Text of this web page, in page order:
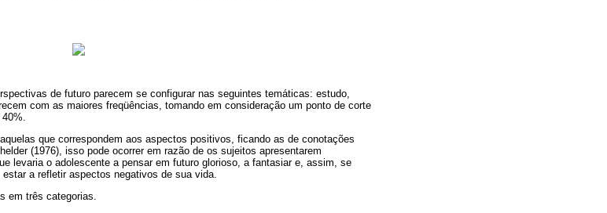
de futuro parecem se configurar nas seguintes temáticas: estudo,
com as maiores freqüências, tomando em consideração um ponto de corte
que correspondem aos aspectos positivos, ficando as de conotações
(1976), isso pode ocorrer em razão de os sujeitos apresentarem
levaria o adolescente a pensar em futuro glorioso, a fantasiar e, assim, se
a refletir aspectos negativos de sua vida.
em três categorias.